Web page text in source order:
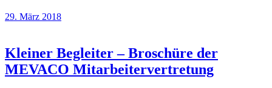
29. März 2018
Kleiner Begleiter – Broschüre der
MEVACO Mitarbeitervertretung